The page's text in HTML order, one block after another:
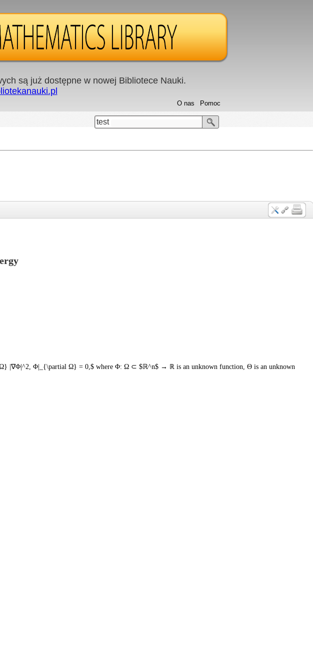
są już dostępne w nowej Bibliotece Nauki.
Pomoc
O nas
test
Φ|_{\partial Ω} = 0,$ where Φ: Ω ⊂ $ℝ^n$ → ℝ is an unknown function, Θ is an unknown